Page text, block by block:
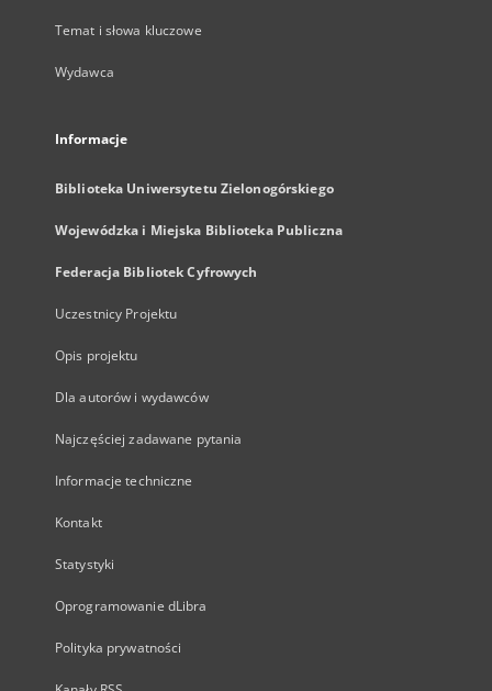
Temat i słowa kluczowe
Wydawca
Informacje
Biblioteka Uniwersytetu Zielonogórskiego
Wojewódzka i Miejska Biblioteka Publiczna
Federacja Bibliotek Cyfrowych
Uczestnicy Projektu
Opis projektu
Dla autorów i wydawców
Najczęściej zadawane pytania
Informacje techniczne
Kontakt
Statystyki
Oprogramowanie dLibra
Polityka prywatności